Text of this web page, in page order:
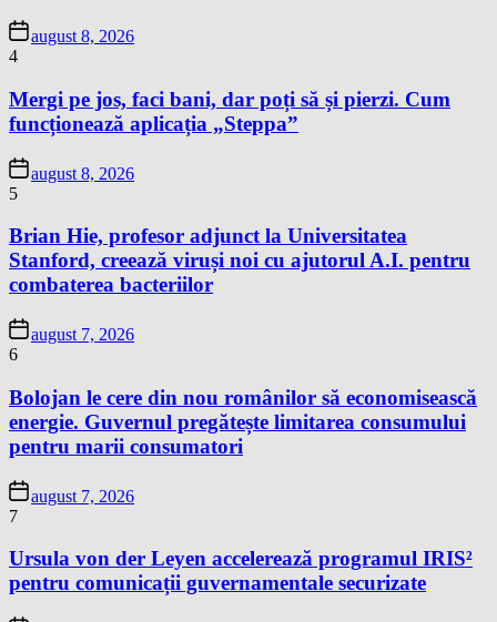
august 8, 2026
4
Mergi pe jos, faci bani, dar poți să și pierzi. Cum
funcționează aplicația „Steppa”
august 8, 2026
5
Brian Hie, profesor adjunct la Universitatea
Stanford, creează viruși noi cu ajutorul A.I. pentru
combaterea bacteriilor
august 7, 2026
6
Bolojan le cere din nou românilor să economisească
energie. Guvernul pregătește limitarea consumului
pentru marii consumatori
august 7, 2026
7
Ursula von der Leyen accelerează programul IRIS²
pentru comunicații guvernamentale securizate